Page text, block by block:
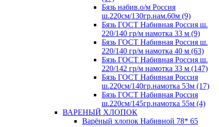
Бязь набив.о/м Россия
ш.220см/130гр.нам.60м (9)
Бязь ГОСТ Набивная Россия ш.
220/140 гр/м намотка 33 м (9)
Бязь ГОСТ Набивная Россия ш.
220/140 гр/м намотка 40 м (63)
Бязь ГОСТ Набивная Россия ш.
220/142 гр/м намотка 33 м (147)
Бязь ГОСТ Набивная Россия
ш.220см/140гр.намотка 53м (17)
Бязь ГОСТ Набивная Россия
ш.220см/145гр.намотка 55м (4)
ВАРЕНЫЙ ХЛОПОК
Варёный хлопок Набивной 78* 65